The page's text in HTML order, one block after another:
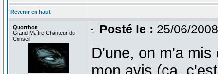
Revenir en haut
Quorthon
Grand Maître Chanteur du
Conseil
Posté le : 25/06/
D'une, on m'a mis
mon avis (ça,